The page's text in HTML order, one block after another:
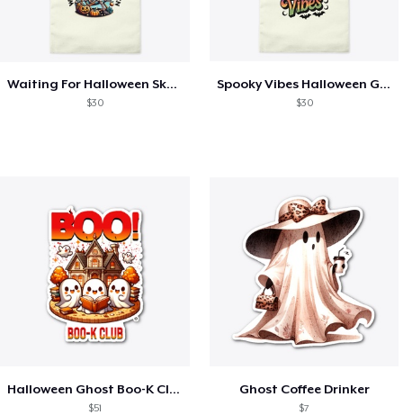
Waiting For Halloween Skeleton Graphic
$30
Spooky Vibes Halloween Graphic
$30
Halloween Ghost Boo-K Club
$51
Ghost Coffee Drinker
$7